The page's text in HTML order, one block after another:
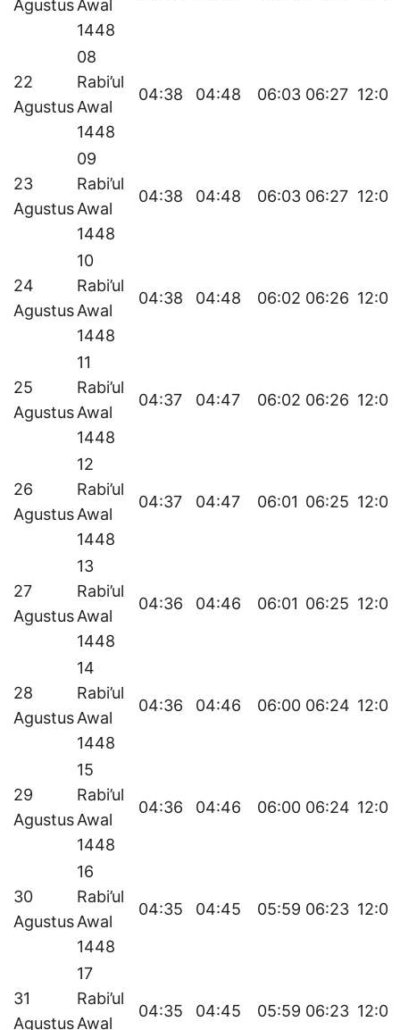
AgustusAwal
1448
22
Agustus
08
Rabi’ul
Awal
1448
04:38 04:48 06:03 06:27 12:03
23
Agustus
09
Rabi’ul
Awal
1448
04:38 04:48 06:03 06:27 12:03
24
Agustus
10
Rabi’ul
Awal
1448
04:38 04:48 06:02 06:26 12:03
25
Agustus
11
Rabi’ul
Awal
1448
04:37 04:47 06:02 06:26 12:02
26
Agustus
12
Rabi’ul
Awal
1448
04:37 04:47 06:01 06:25 12:02
27
Agustus
13
Rabi’ul
Awal
1448
04:36 04:46 06:01 06:25 12:02
28
Agustus
14
Rabi’ul
Awal
1448
04:36 04:46 06:00 06:24 12:02
29
Agustus
15
Rabi’ul
Awal
1448
04:36 04:46 06:00 06:24 12:01
30
Agustus
16
Rabi’ul
Awal
1448
04:35 04:45 05:59 06:23 12:01
31
Agustus
17
Rabi’ul
Awal
04:35 04:45 05:59 06:23 12:01